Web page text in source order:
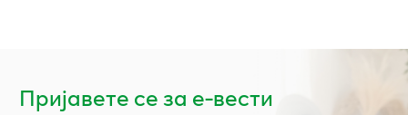
Пријавете се за е-вести